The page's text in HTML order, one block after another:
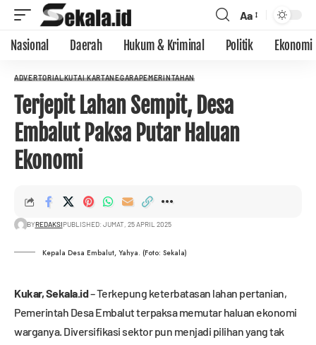
Aa
Nasional Daerah Hukum & Kriminal Politik Ekonomi
ADVERTORIALKUTAI KARTANEGARAPEMERINTAHAN
Terjepit Lahan Sempit, Desa
Embalut Paksa Putar Haluan
Ekonomi
BYREDAKSIPUBLISHED: JUMAT, 25 APRIL 2025
Kepala Desa Embalut, Yahya. (Foto: Sekala)
Kukar,Sekala.id– Terkepung keterbatasan lahan pertanian,
Pemerintah Desa Embalut terpaksa memutar haluan ekonomi
warganya. Diversifikasi sektor pun menjadi pilihan yang tak